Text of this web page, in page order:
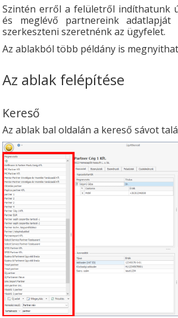
Szintén erről a felületről indíthatunk
és meglévő partnereink adatlapját
szerkeszteni szeretnénk az ügyfelet.
Az ablakból több példány is
Az ablak felépítése
Kereső
Az ablak bal oldalán a kereső sávot